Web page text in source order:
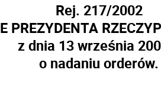
Rej. 217/2002
PREZYDENTA
z dnia 13 września
o nadaniu orderów.